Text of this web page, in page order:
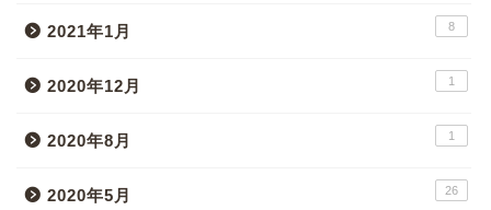
2021年1月 8
2020年12月 1
2020年8月 1
2020年5月 26